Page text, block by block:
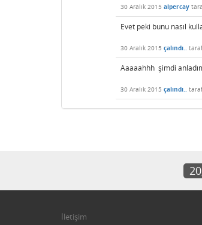
30 Aralık 2015 alpercay
Evet peki bunu nasıl
30 Aralık 2015 çalındı..
Aaaaahhh şimdi
30 Aralık 2015 çalındı..
İletişim